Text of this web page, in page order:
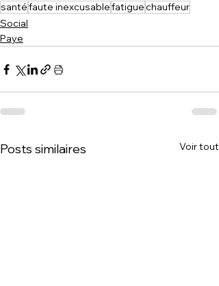
santéfaute inexcusablefatiguechauffeur
Social
Paye
Posts similaires Voir tout